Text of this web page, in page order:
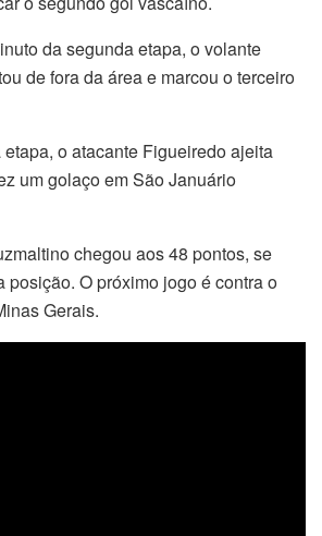
da segunda etapa, o volante
de fora da área e marcou o terceiro
o atacante Figueiredo ajeita
um golaço em São Januário
chegou aos 48 pontos, se
posição. O próximo jogo é contra o
Gerais.